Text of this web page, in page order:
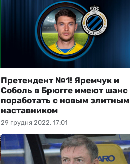
29 грудня 2022, 17:01
Претендент №1! Яремчук и
Соболь в Брюгге имеют шанс
поработать с новым элитным
наставником